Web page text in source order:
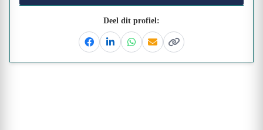
Deel dit profiel:
FacebookLinkedinWhatsapp
EmailKopieer link